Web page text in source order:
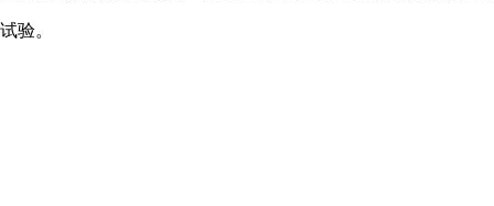
验。